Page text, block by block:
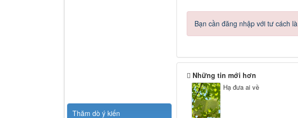
Bạn cần đăng nhập với tư cách là
Những tin mới hơn
Hạ đưa ai về
Thăm dò ý kiến